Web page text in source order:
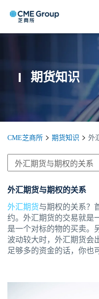
期货知识
CME芝商所 期货知识 外
外汇期货与期权的关系
外汇期货与期权的关系？
约。外汇期货的交易就是
是一个对标的物的买卖。
波动较大时，外汇期货会
足够多的资金的话，你也